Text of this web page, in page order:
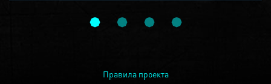
Правила проекта